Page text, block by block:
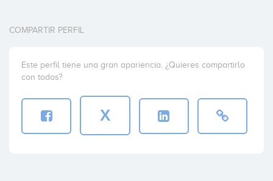
COMPARTIR PERFIL
Este perfil tiene una gran apariencia. ¿Quieres compartirlo
con todos?
X